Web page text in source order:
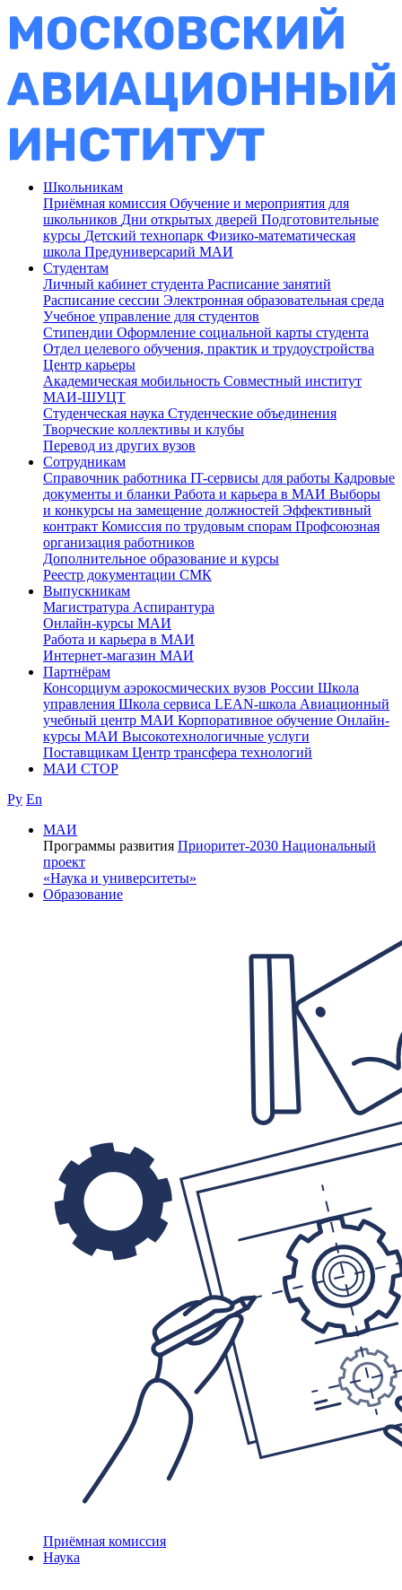
Школьникам
Приёмная комиссия Обучение и мероприятия для
школьников Дни открытых дверей Подготовительные
курсы Детский технопарк Физико-математическая
школа Предуниверсарий МАИ
Студентам
Личный кабинет студента Расписание занятий
Расписание сессии Электронная образовательная среда
Учебное управление для студентов
Стипендии Оформление социальной карты студента
Отдел целевого обучения, практик и трудоустройства
Центр карьеры
Академическая мобильность Совместный институт
МАИ-ШУЦТ
Студенческая наука Студенческие объединения
Творческие коллективы и клубы
Перевод из других вузов
Сотрудникам
Cправочник работника IT-сервисы для работы Кадровые
документы и бланки Работа и карьера в МАИ Выборы
и конкурсы на замещение должностей Эффективный
контракт Комиссия по трудовым спорам Профсоюзная
организация работников
Дополнительное образование и курсы
Реестр документации СМК
Выпускникам
Магистратура Аспирантура
Онлайн-курсы МАИ
Работа и карьера в МАИ
Интернет-магазин МАИ
Партнёрам
Консорциум аэрокосмических вузов России Школа
управления Школа сервиса LEAN-школа Авиационный
учебный центр МАИ Корпоративное обучение Онлайн-
курсы МАИ Высокотехнологичные услуги
Поставщикам Центр трансфера технологий
МАИ СТОР
Ру En
МАИ
Программы развития Приоритет-2030 Национальный
проект
«Наука и университеты»
Образование
Приёмная комиссия
Наука